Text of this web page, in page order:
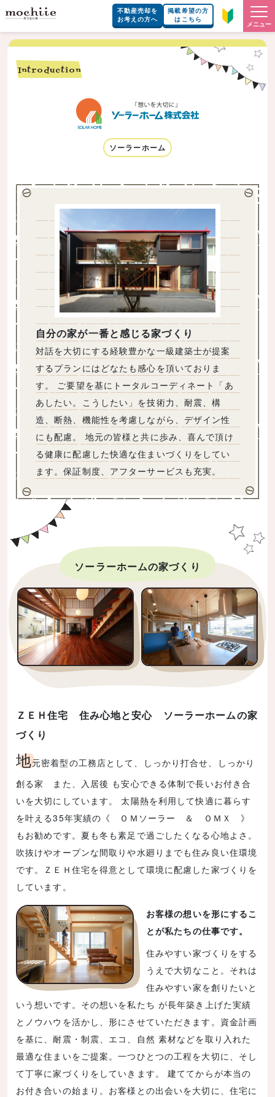
不動産売却を
お考えの方へ
掲載希望の方
はこちら
メニュー
Introduction
ソーラーホーム
自分の家が一番と感じる家づくり
対話を大切にする経験豊かな一級建築士が提案
するプランにはどなたも感心を頂いておりま
す。 ご要望を基にトータルコーディネート「あ
あしたい。こうしたい」を技術力、耐震、構
造、断熱、機能性を考慮しながら、デザイン性
にも配慮。 地元の皆様と共に歩み、喜んで頂け
る健康に配慮した快適な住まいづくりをしてい
ます。保証制度、アフターサービスも充実。
ソーラーホームの家づくり
ＺＥＨ住宅 住み心地と安心 ソーラーホームの家
づくり
地元密着型の工務店として、しっかり打合せ、しっかり
創る家 また、入居後 も安心できる体制で長いお付き合
いを大切にしています。 太陽熱を利用して快適に暮らす
を叶える35年実績の《 ＯＭソーラー ＆ ＯＭＸ 》
もお勧めです。夏も冬も素足で過ごしたくなる心地よさ。
吹抜けやオープンな間取りや水廻りまでも住み良い住環境
です。ＺＥＨ住宅を得意として環境に配慮した家づくりを
しています。
お客様の想いを形にするこ
とが私たちの仕事です。
住みやすい家づくりをする
うえで大切なこと。それは
住みやすい家を創りたいと
いう想いです。その想いを私たち が長年築き上げた実績
とノウハウを活かし、形にさせていただきます。資金計画
を基に、耐震・制震、エコ、自然 素材などを取り入れた
最適な住まいをご提案。一つひとつの工程を大切に、そし
て丁寧に家づくりをしていきます。 建ててからが本当の
お付き合いの始まり。お客様との出会いを大切に、住宅に